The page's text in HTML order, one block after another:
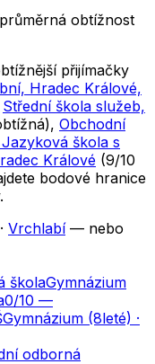
průměrná obtížnost
přijímačky
Hradec Králové,
Střední škola služeb,
), Obchodní
škola s
Králové (9/10
bodové hranice
· Vrchlabí — nebo
školaGymnázium
0/10 —
Gymnázium (8leté) ·
odborná